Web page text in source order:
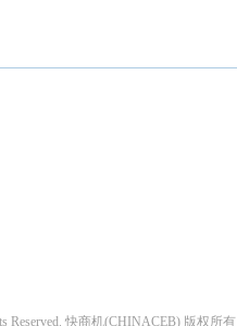
Reserved. 快商机(CHINACEB) 版权所有